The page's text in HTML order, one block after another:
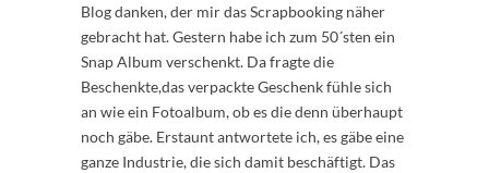
Blog danken, der mir das Scrapbooking näher
gebracht hat. Gestern habe ich zum 50´sten ein
Snap Album verschenkt. Da fragte die
Beschenkte,das verpackte Geschenk fühle sich
an wie ein Fotoalbum, ob es die denn überhaupt
noch gäbe. Erstaunt antwortete ich, es gäbe eine
ganze Industrie, die sich damit beschäftigt. Das